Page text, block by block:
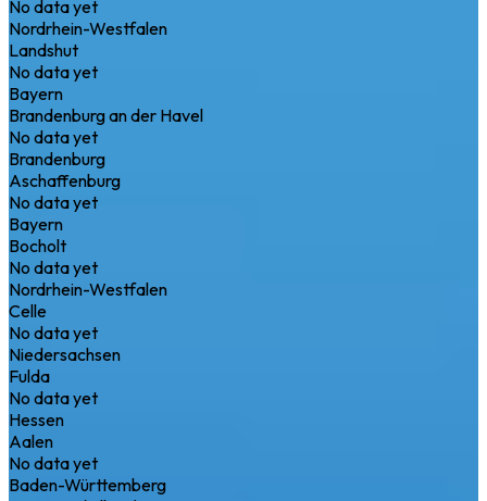
No data yet
Nordrhein-Westfalen
Landshut
No data yet
Bayern
Brandenburg an der Havel
No data yet
Brandenburg
Aschaffenburg
No data yet
Bayern
Bocholt
No data yet
Nordrhein-Westfalen
Celle
No data yet
Niedersachsen
Fulda
No data yet
Hessen
Aalen
No data yet
Baden-Württemberg